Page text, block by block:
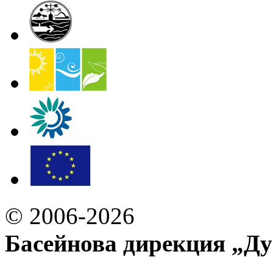
© 2006-2026
Басейнова дирекция